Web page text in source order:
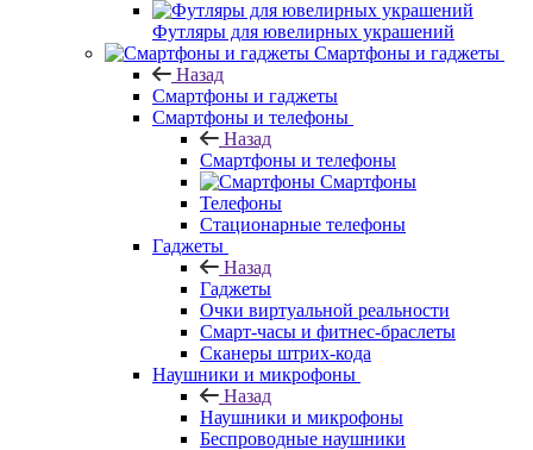
Футляры для ювелирных украшений
Смартфоны и гаджеты
Назад
Смартфоны и гаджеты
Смартфоны и телефоны
Назад
Смартфоны и телефоны
Смартфоны
Телефоны
Стационарные телефоны
Гаджеты
Назад
Гаджеты
Очки виртуальной реальности
Смарт-часы и фитнес-браслеты
Сканеры штрих-кода
Наушники и микрофоны
Назад
Наушники и микрофоны
Беспроводные наушники